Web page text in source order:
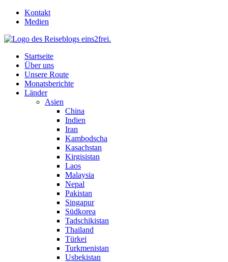
Skip
Kontakt
Medien
Startseite
Über uns
Unsere Route
Monatsberichte
Länder
Asien
China
Indien
Iran
Kambodscha
Kasachstan
Kirgisistan
Laos
Malaysia
Nepal
Pakistan
Singapur
Südkorea
Tadschikistan
Thailand
Türkei
Turkmenistan
Usbekistan